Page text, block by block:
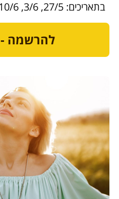
בתאריכים: 27/5, 3/6, 10/6
להרשמה - ₪1444